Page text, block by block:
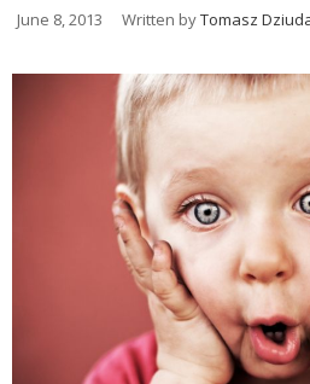
June 8, 2013 Written byTomasz